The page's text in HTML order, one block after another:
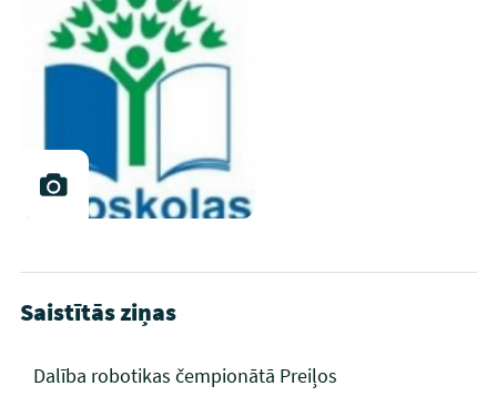
Saistītās ziņas
Dalība robotikas čempionātā Preiļos